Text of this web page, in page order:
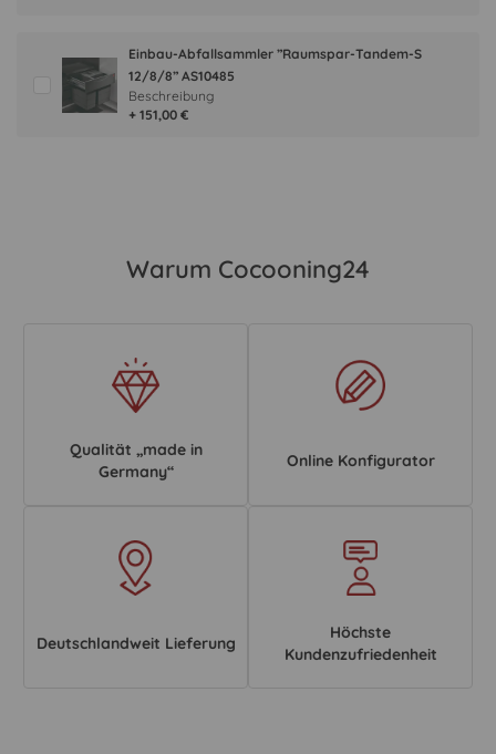
Einbau-Abfallsammler ”Raumspar-Tandem-S
12/8/8” AS10485
+ 151,00 €
Beschreibung
Warum Cocooning24
Qualität „made in
Germany“
Online Konfigurator
Deutschlandweit Lieferung
Höchste
Kundenzufriedenheit